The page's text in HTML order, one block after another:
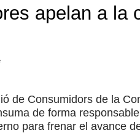
apelan a la
de Consumidors de la
de forma
para frenar el avance